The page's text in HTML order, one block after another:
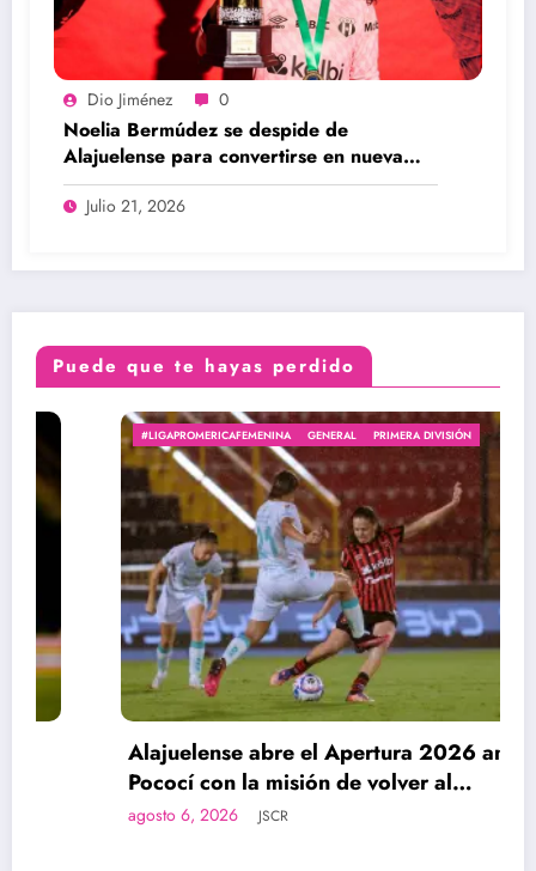
Dio Jiménez 0
Noelia Bermúdez se despide de
Alajuelense para convertirse en nueva
legionaria
Julio 21, 2026
Puede que te hayas perdido
#LIGAPROMERICAFEMENINA GENERAL PRIMERA DIVISIÓN
Alajuelense abre el Apertura 2026 ante
Pococí con la misión de volver al
protagonismo
agosto 6, 2026 JSCR